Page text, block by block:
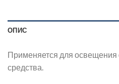
ОПИС
Применяется для освещения
средства.